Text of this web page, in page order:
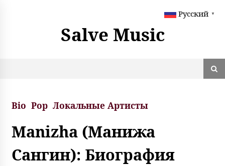
Salve Music
Bio Pop Локальные Артисты
Manizha (Манижа
Сангин): Биография
Русский ▼